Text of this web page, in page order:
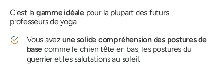
C'est la gamme idéalepour la plupart des futurs
professeurs de yoga.
Vous avez une solide compréhension des postures de
base comme le chien tête en bas, les postures du
guerrier et les salutations au soleil.